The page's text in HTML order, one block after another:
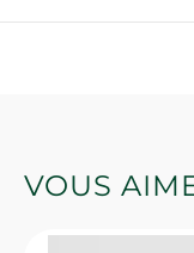
VOUS